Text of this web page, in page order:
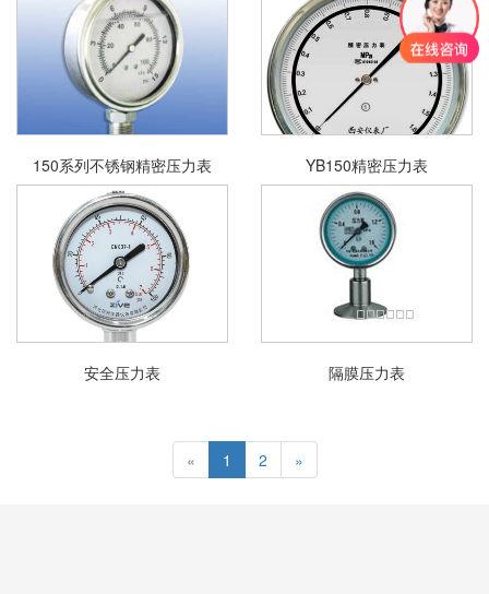
150系列不锈钢精密压力表 YB150精密压力表
安全压力表 隔膜压力表
« 1 2 »